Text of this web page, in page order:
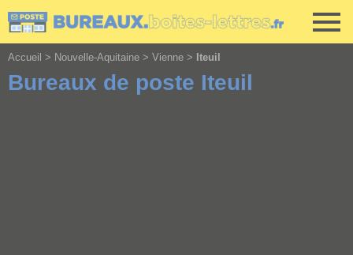
Accueil > Nouvelle-Aquitaine > Vienne > Iteuil
Bureaux de poste Iteuil